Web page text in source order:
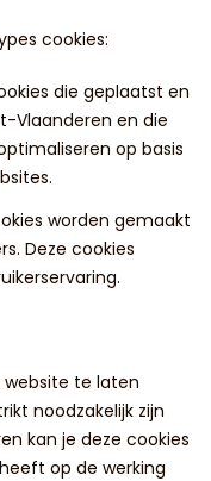
cookies:
die geplaatst en
Vlaanderen en die
op basis
worden gemaakt
Deze cookies
website te laten
noodzakelijk zijn
kan je deze cookies
op de werking